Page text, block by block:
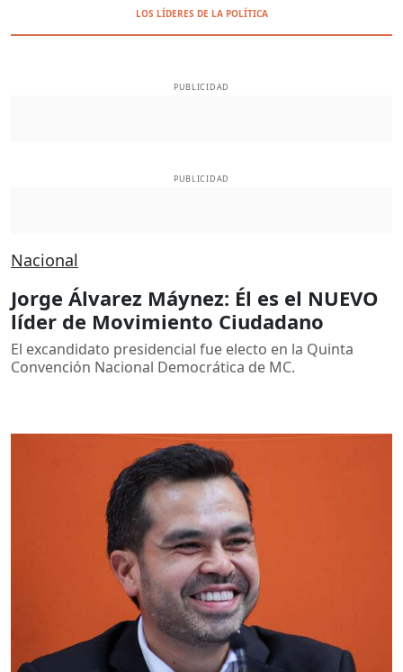
LOS LÍDERES DE LA POLÍTICA
PUBLICIDAD
PUBLICIDAD
Nacional
Jorge Álvarez Máynez: Él es el NUEVO
líder de Movimiento Ciudadano
El excandidato presidencial fue electo en la Quinta
Convención Nacional Democrática de MC.